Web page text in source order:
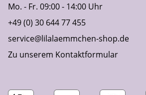
Mo. - Fr. 09:00 - 14:00 Uhr
+49 (0) 30 644 77 455
service@lilalaemmchen-shop.de
Zu unserem Kontaktformular